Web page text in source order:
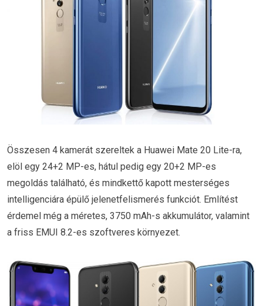
Összesen 4 kamerát szereltek a Huawei Mate 20 Lite-ra,
elöl egy 24+2 MP-es, hátul pedig egy 20+2 MP-es
megoldás található, és mindkettő kapott mesterséges
intelligenciára épülő jelenetfelismerés funkciót. Említést
érdemel még a méretes, 3750 mAh-s akkumulátor, valamint
a friss EMUI 8.2-es szoftveres környezet.